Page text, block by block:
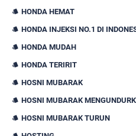
HONDA HEMAT
HONDA INJEKSI NO.1 DI
HONDA MUDAH
HONDA TERIRIT
HOSNI MUBARAK
HOSNI MUBARAK
HOSNI MUBARAK TURUN